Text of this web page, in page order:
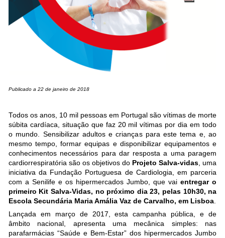
Publicado a 22 de janeiro de 2018
Todos os anos, 10 mil pessoas em Portugal são vítimas de morte
súbita cardíaca, situação que faz 20 mil vítimas por dia em todo
o mundo. Sensibilizar adultos e crianças para este tema e, ao
mesmo tempo, formar equipas e disponibilizar equipamentos e
conhecimentos necessários para dar resposta a uma paragem
cardiorrespiratória são os objetivos do Projeto Salva-vidas, uma
iniciativa da Fundação Portuguesa de Cardiologia, em parceria
com a Senilife e os hipermercados Jumbo, que vaientregar o
primeiro Kit Salva-Vidas, no próximo dia 23, pelas 10h30, na
Escola Secundária Maria Amália Vaz de Carvalho, em Lisboa.
Lançada em março de 2017, esta campanha pública, e de
âmbito nacional, apresenta uma mecânica simples: nas
parafarmácias “Saúde e Bem-Estar” dos hipermercados Jumbo